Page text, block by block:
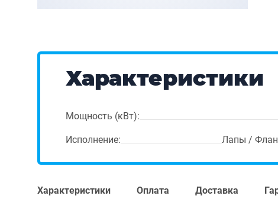
Характеристики
Мощность (кВт):
Исполнение: Лапы /
Характеристики Оплата Доставка